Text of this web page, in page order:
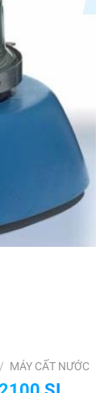
/ MÁY CẤT NƯỚC